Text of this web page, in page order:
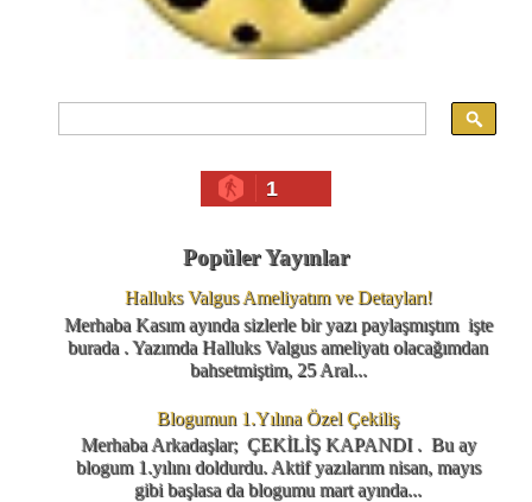
1
Popüler Yayınlar
Halluks Valgus Ameliyatım ve Detayları!
Merhaba Kasım ayında sizlerle bir yazı paylaşmıştım işte
burada . Yazımda Halluks Valgus ameliyatı olacağımdan
bahsetmiştim, 25 Aral...
Blogumun 1.Yılına Özel Çekiliş
Merhaba Arkadaşlar; ÇEKİLİŞ KAPANDI . Bu ay
blogum 1.yılını doldurdu. Aktif yazılarım nisan, mayıs
gibi başlasa da blogumu mart ayında...